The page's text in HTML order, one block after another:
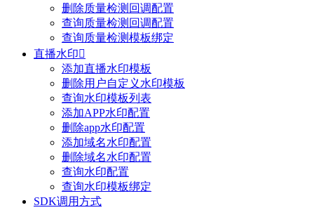
删除质量检测回调配置
查询质量检测回调配置
查询质量检测模板绑定
直播水印
添加直播水印模板
删除用户自定义水印模板
查询水印模板列表
添加APP水印配置
删除app水印配置
添加域名水印配置
删除域名水印配置
查询水印配置
查询水印模板绑定
SDK调用方式